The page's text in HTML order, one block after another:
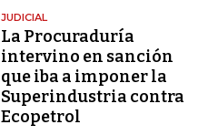
JUDICIAL
La Procuraduría
intervino en sanción
que iba a imponer la
Superindustria contra
Ecopetrol